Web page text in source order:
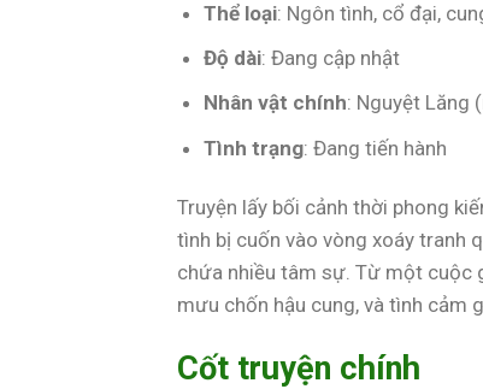
Thể loại: Ngôn tình, cổ đại,
Độ dài: Đang cập nhật
Nhân vật chính: Nguyệt Lăng
Tình trạng: Đang tiến hành
Truyện lấy bối cảnh thời phong
tình bị cuốn vào vòng xoáy tranh
chứa nhiều tâm sự. Từ một cuộc
mưu chốn hậu cung, và tình cảm
Cốt truyện chính